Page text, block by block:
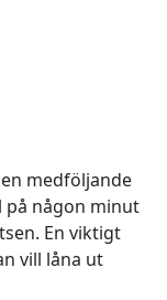
medföljande
någon minut
En viktigt
vill låna ut